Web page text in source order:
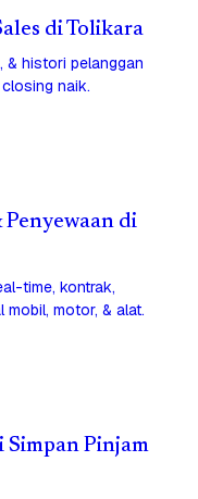
di Tolikara
& histori pelanggan
naik.
Penyewaan di
time, kontrak,
motor, & alat.
Simpan Pinjam